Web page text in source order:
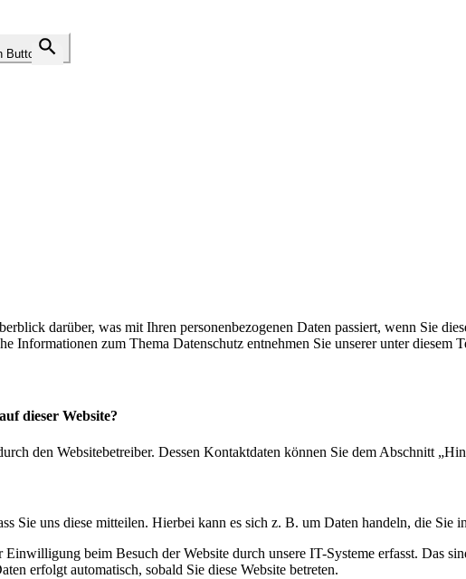
Button
darüber, was mit Ihren personenbezogenen Daten passiert, wenn Sie
Informationen zum Thema Datenschutz entnehmen Sie unserer unter diesem
dieser Website?
den Websitebetreiber. Dessen Kontaktdaten können Sie dem Abschnitt
Sie uns diese mitteilen. Hierbei kann es sich z. B. um Daten handeln, die Sie
beim Besuch der Website durch unsere IT-Systeme erfasst. Das
erfolgt automatisch, sobald Sie diese Website betreten.